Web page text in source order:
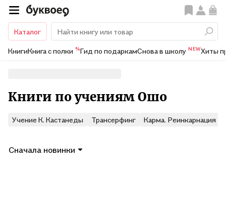
Каталог
КнигиКнига с полки %Гид по подаркамСнова в школу NEWХиты
Книги по учениям Ошо
Учение К. Кастанеды Трансерфинг Карма. Реинкарнация
Показать ещё
Сначала новинки